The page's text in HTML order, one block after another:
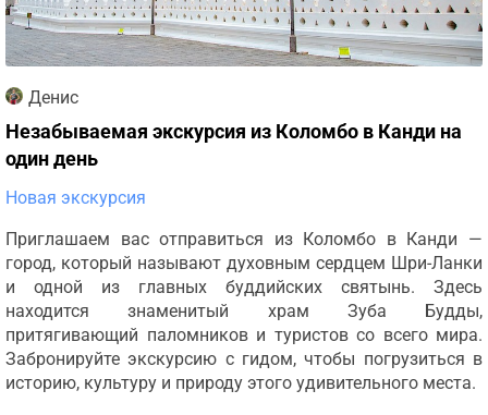
Денис
Незабываемая экскурсия из Коломбо в Канди на
один день
Новая экскурсия
Приглашаем вас отправиться из Коломбо в Канди —
город, который называют духовным сердцем Шри-Ланки
и одной из главных буддийских святынь. Здесь
находится знаменитый храм Зуба Будды,
притягивающий паломников и туристов со всего мира.
Забронируйте экскурсию с гидом, чтобы погрузиться в
историю, культуру и природу этого удивительного места.